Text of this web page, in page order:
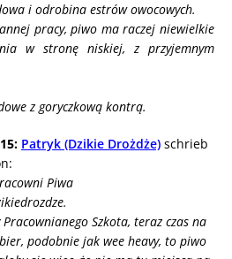
i odrobina estrów owocowych.
pracy, piwo ma raczej niewielkie
w stronę niskiej, z przyjemnym
z goryczkową kontrą.
Patryk (Dzikie Drożdże) schrieb
Piwa
Szkota, teraz czas na
podobnie jak wee heavy, to piwo